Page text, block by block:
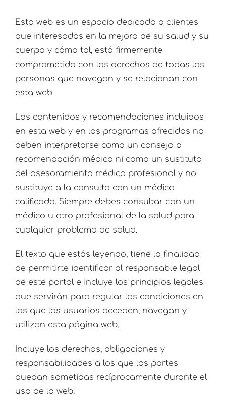
Esta web es un espacio dedicado a clientes
que interesados en la mejora de su salud y su
cuerpo y cómo tal, está firmemente
comprometido con los derechos de todas las
personas que navegan y se relacionan con
esta web.
Los contenidos y recomendaciones incluidos
en esta web y en los programas ofrecidos no
deben interpretarse como un consejo o
recomendación médica ni como un sustituto
del asesoramiento médico profesional y no
sustituye a la consulta con un médico
calificado. Siempre debes consultar con un
médico u otro profesional de la salud para
cualquier problema de salud.
El texto que estás leyendo, tiene la finalidad
de permitirte identificar al responsable legal
de este portal e incluye los principios legales
que servirán para regular las condiciones en
las que los usuarios acceden, navegan y
utilizan esta página web.
Incluye los derechos, obligaciones y
responsabilidades a los que las partes
quedan sometidas recíprocamente durante el
uso de la web.